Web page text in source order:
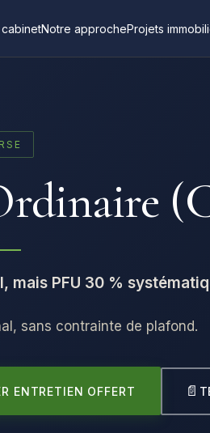
Notre approcheProjets
mais PFU 30 %
sans contrainte de plafond.
ENTRETIEN OFFERT 📄